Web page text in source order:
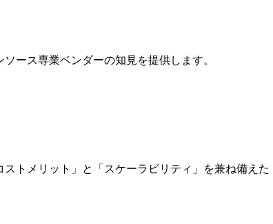
ース専業ベンダーの知見を提供します。
トメリット」と「スケーラビリティ」を兼ね備え